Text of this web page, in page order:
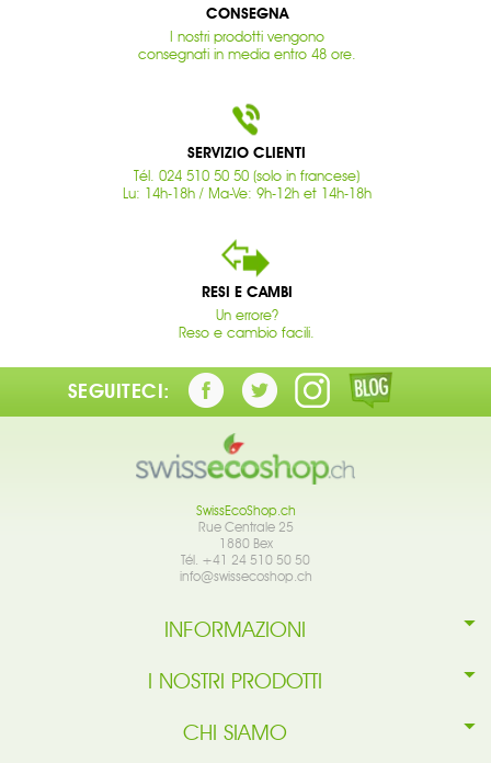
CONSEGNA
I nostri prodotti vengono
consegnati in media entro 48 ore.
SERVIZIO CLIENTI
Tél. 024 510 50 50 (solo in francese)
Lu: 14h-18h / Ma-Ve: 9h-12h et 14h-18h
RESI E CAMBI
Un errore?
Reso e cambio facili.
SEGUITECI:
SwissEcoShop.ch
Rue Centrale 25
1880 Bex
Tél. +41 24 510 50 50
info@swissecoshop.ch
INFORMAZIONI
I NOSTRI PRODOTTI
CHI SIAMO